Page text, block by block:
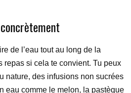
de l’eau tout au long de la
repas si cela te convient. Tu peux
nature, des infusions non sucrées
eau comme le melon, la pastèque